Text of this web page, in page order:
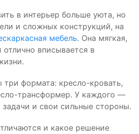
в интерьер больше уюта, но
и сложных конструкций, на
мебель. Она мягкая,
отлично вписывается в
три формата: кресло-кровать,
трансформер. У каждого —
задачи и свои сильные стороны.
и какое решение